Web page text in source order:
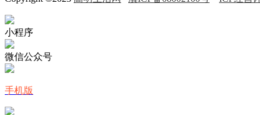
小程序
微信公众号
手机版